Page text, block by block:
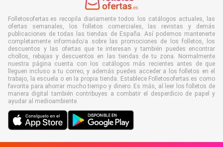
Folletosofertas.es recopila diariamente todos los catálogos actuales, las
ofertas semanales, los folletos comerciales, las revistas y demás
publicaciones de todas las tiendas de España. Así podemos mantenerte
completamente informado/a sobre las promociones de los folletos, los
descuentos y las ofertas que te interesan y también puedes encontrar
chollos, rebajas y descuentos en las tiendas de tu zona. Normalmente
nuestra página cuenta con los catálogos más recientes antes de que
lleguen incluso a tu correo, y además puedes acceder a los folletos en el
trabajo, la escuela o en la propia tienda. Establece Folletosofertas.es como
favorita para ahorrar mucho tiempo y dinero. Es más, al leer los folletos de
manera digital también contribuyes a combatir el desperdicio de papel y
ayudar al medioambiente.